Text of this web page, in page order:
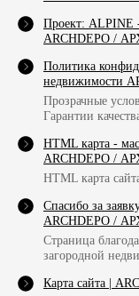
Проект: ALPINE
ARCHDEPO /
Политика
недвижимости
Прозрачные
Гарантии
HTML карта -
ARCHDEPO /
HTML карта
Спасибо за
ARCHDEPO /
Страница
загородной
Карта сайта |